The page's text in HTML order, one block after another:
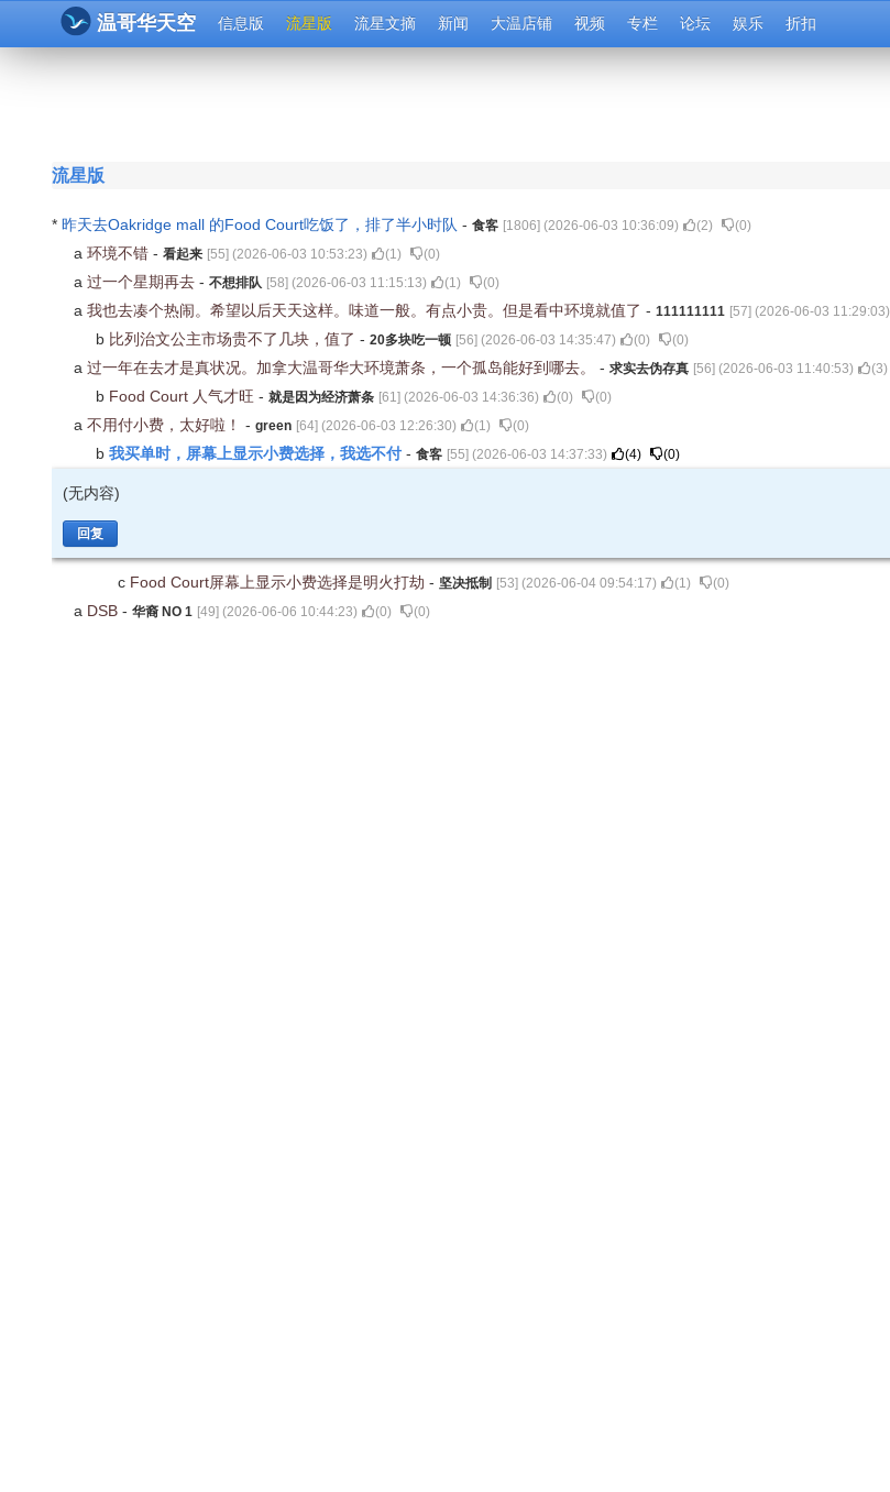
温哥华天空 信息版 流星版 流星文摘 新闻 大温店铺 视频 专栏 论坛 娱乐 折扣
流星版
* 昨天去Oakridge mall 的Food Court吃饭了，排了半小时队 - 食客 [1806] (2026-06-03 10:36:09) (2) (0)
a 环境不错 - 看起来 [55] (2026-06-03 10:53:23) (1) (0)
a 过一个星期再去 - 不想排队 [58] (2026-06-03 11:15:13) (1) (0)
a 我也去凑个热闹。希望以后天天这样。味道一般。有点小贵。但是看中环境就值了 - 111111111 [57] (2026-06-03 11:29:03)
b 比列治文公主市场贵不了几块，值了 - 20多块吃一顿 [56] (2026-06-03 14:35:47) (0) (0)
a 过一年在去才是真状况。加拿大温哥华大环境萧条，一个孤岛能好到哪去。 - 求实去伪存真 [56] (2026-06-03 11:40:53) (3)
b Food Court 人气才旺 - 就是因为经济萧条 [61] (2026-06-03 14:36:36) (0) (0)
a 不用付小费，太好啦！ - green [64] (2026-06-03 12:26:30) (1) (0)
b 我买单时，屏幕上显示小费选择，我选不付 - 食客 [55] (2026-06-03 14:37:33) (4) (0)
(无内容)
回复
c Food Court屏幕上显示小费选择是明火打劫 - 坚决抵制 [53] (2026-06-04 09:54:17) (1) (0)
a DSB - 华裔 NO 1 [49] (2026-06-06 10:44:23) (0) (0)